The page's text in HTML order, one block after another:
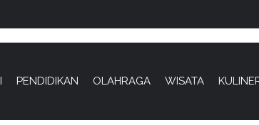
PENDIDIKAN OLAHRAGA WISATA